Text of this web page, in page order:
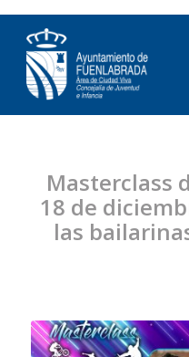
Masterclass
18 de
las